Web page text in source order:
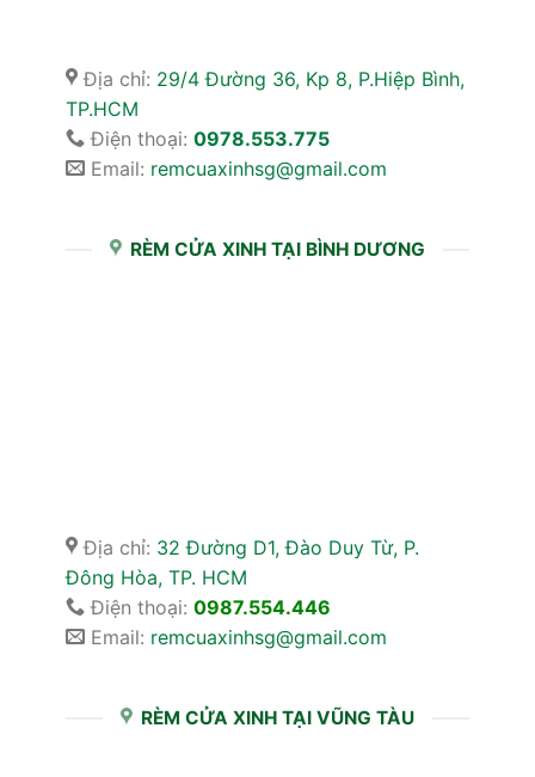
Địa chỉ: 29/4 Đường 36, Kp 8, P.Hiệp Bình,
TP.HCM
Điện thoại: 0978.553.775
Email: remcuaxinhsg@gmail.com
RÈM CỬA XINH TẠI BÌNH DƯƠNG
Địa chỉ: 32 Đường D1, Đào Duy Từ, P.
Đông Hòa, TP. HCM
Điện thoại: 0987.554.446
Email: remcuaxinhsg@gmail.com
RÈM CỬA XINH TẠI VŨNG TÀU